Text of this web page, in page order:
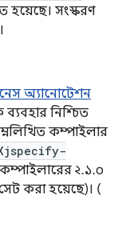
হয়েছে। সংস্করণ
অ্যানোটেশন
নিশ্চিত
কম্পাইলার
২.১.০
করা হয়েছে)। (